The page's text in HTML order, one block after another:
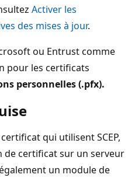
Activer les
des mises à jour.
ou Entrust comme
pour les certificats
personnelles (.pfx).
qui utilisent SCEP,
de certificat sur un serveur
un module de